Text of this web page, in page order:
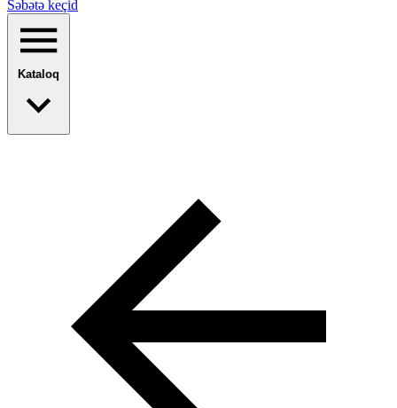
Səbətə keçid
Kataloq